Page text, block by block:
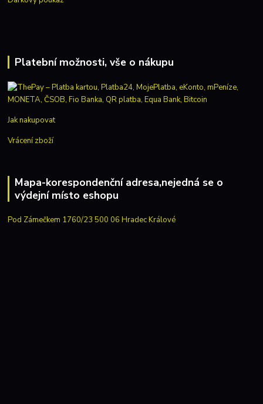
Platební možnosti, vše o nákupu
Jak nakupovat
Vrácení zboží
Mapa-korespondenční adresa,nejedná se o
výdejní místo eshopu
Pod Zámečkem 1760/23 500 06 Hradec Králové